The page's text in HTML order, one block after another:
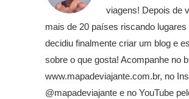
viagens! Depois de
mais de 20 países riscando lugares
decidiu finalmente criar um blog e
sobre o que gosta! Acompanhe no
www.mapadeviajante.com.br, no
@mapadeviajante e no YouTube